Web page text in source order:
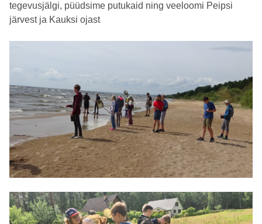
tegevusjälgi, püüdsime putukaid ning veeloomi Peipsi
järvest ja Kauksi ojast